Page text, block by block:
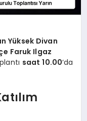
Yüksek Divan
Faruk Ilgaz
saat 10.00‘da